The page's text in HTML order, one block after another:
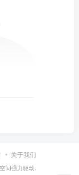
关于我们
间强力驱动.